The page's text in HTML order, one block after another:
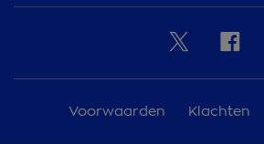
Voorwaarden Klachten